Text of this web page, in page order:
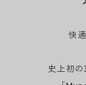
快
史上初